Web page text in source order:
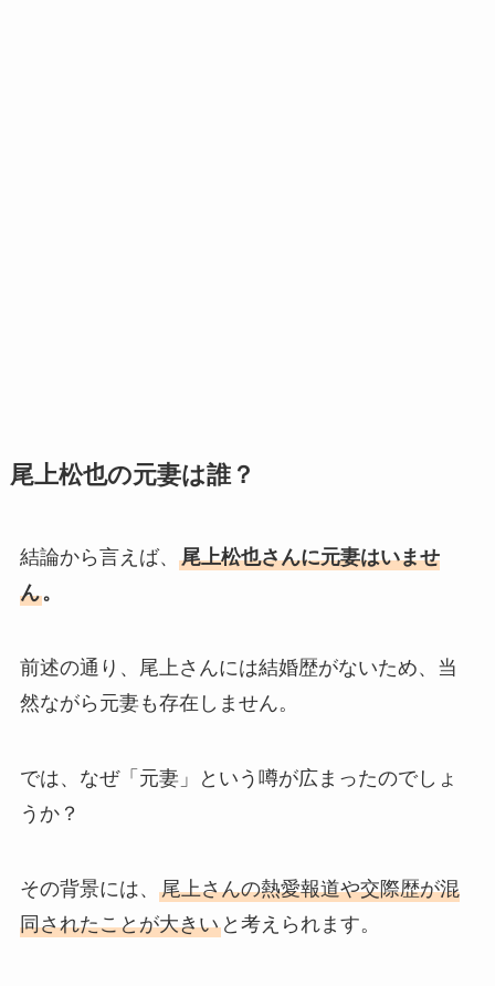
尾上松也の元妻は誰？
結論から言えば、 尾上松也さんに元妻はいませ
ん。
前述の通り、尾上さんには結婚歴がないため、当
然ながら元妻も存在しません。
では、なぜ「元妻」という噂が広まったのでしょ
うか？
その背景には、 尾上さんの熱愛報道や交際歴が混
同されたことが大きいと考えられます。